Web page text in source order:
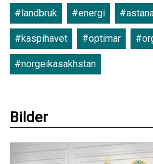
#landbruk #energi
#kaspihavet #optimar
#norgeikasakhstan
Bilder